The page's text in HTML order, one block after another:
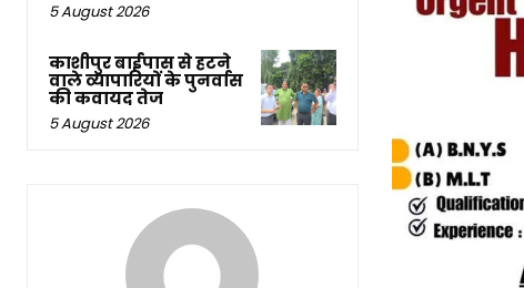
5 August 2026
काशीपुर बाईपास से हटने
वाले व्यापारियों के पुनर्वास
की कवायद तेज
5 August 2026